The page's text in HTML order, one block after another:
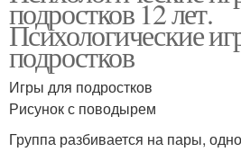
подростков 12 лет.
Психологические
подростков
Игры для подростков
Рисунок с поводырем
Группа разбивается на пары,